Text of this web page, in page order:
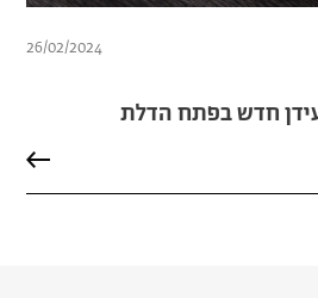
26/02/2024
חדש בפתח הדלת